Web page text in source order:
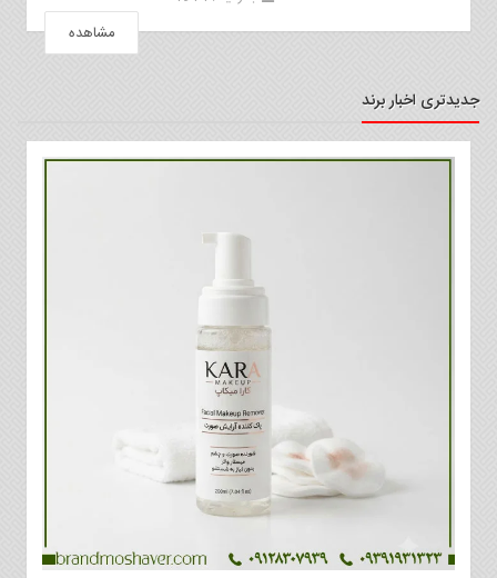
مشاهده
جدیدتری اخبار برند